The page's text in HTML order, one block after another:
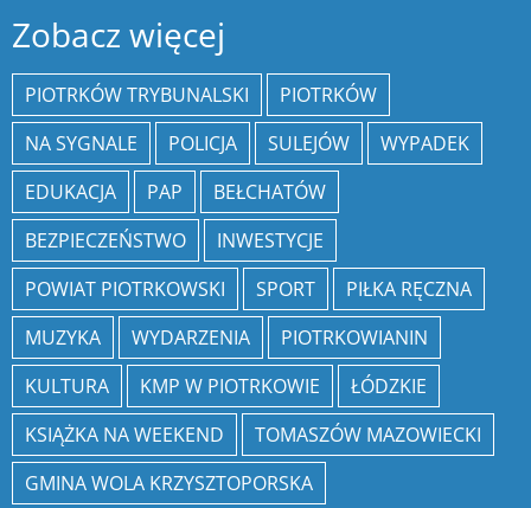
Zobacz więcej
PIOTRKÓW TRYBUNALSKI
PIOTRKÓW
NA SYGNALE
POLICJA SULEJÓW
WYPADEK
EDUKACJA
PAP
BEŁCHATÓW
BEZPIECZEŃSTWO
INWESTYCJE
POWIAT PIOTRKOWSKI
SPORT
PIŁKA RĘCZNA
MUZYKA
WYDARZENIA
PIOTRKOWIANIN
KULTURA
KMP W PIOTRKOWIE
ŁÓDZKIE
KSIĄŻKA NA WEEKEND
TOMASZÓW MAZOWIECKI
GMINA WOLA KRZYSZTOPORSKA